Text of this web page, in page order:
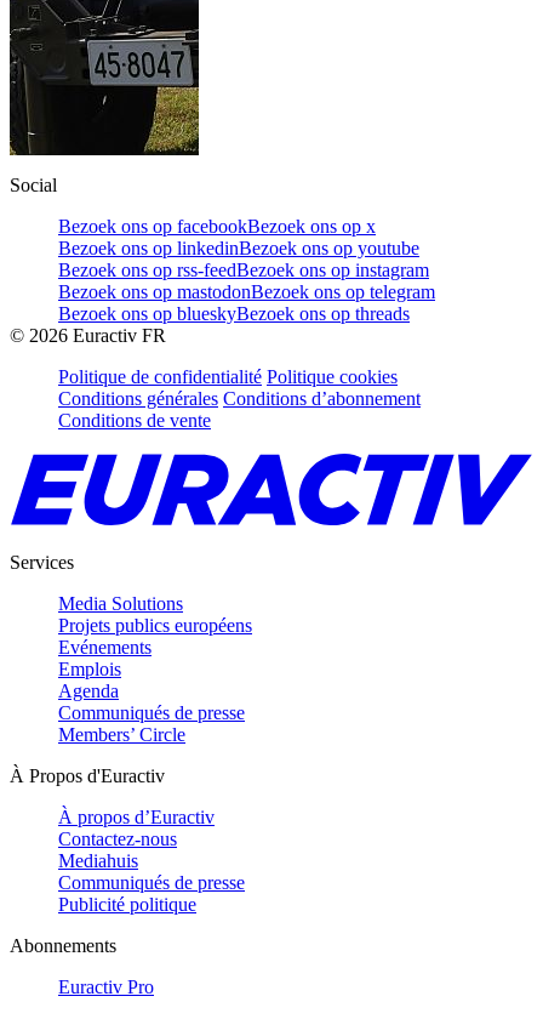
Social
Bezoek ons op facebookBezoek ons op x
Bezoek ons op linkedinBezoek ons op youtube
Bezoek ons op rss-feedBezoek ons op instagram
Bezoek ons op mastodonBezoek ons op telegram
Bezoek ons op blueskyBezoek ons op threads
© 2026 Euractiv FR
Politique de confidentialité Politique cookies
Conditions générales Conditions d’abonnement
Conditions de vente
Services
Media Solutions
Projets publics européens
Evénements
Emplois
Agenda
Communiqués de presse
Members’ Circle
À Propos d'Euractiv
À propos d’Euractiv
Contactez-nous
Mediahuis
Communiqués de presse
Publicité politique
Abonnements
Euractiv Pro